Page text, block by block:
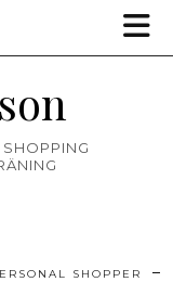
SHOPPER